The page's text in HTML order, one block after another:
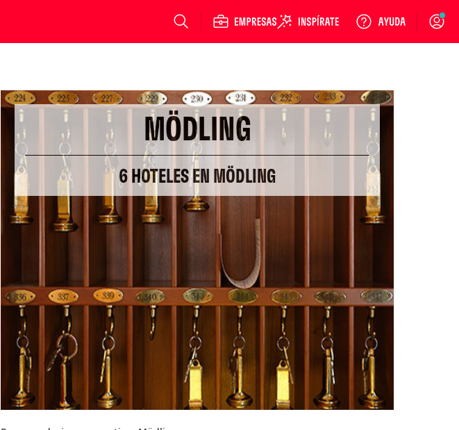
Login
MÖDLING
6 HOTELES EN MÖDLING